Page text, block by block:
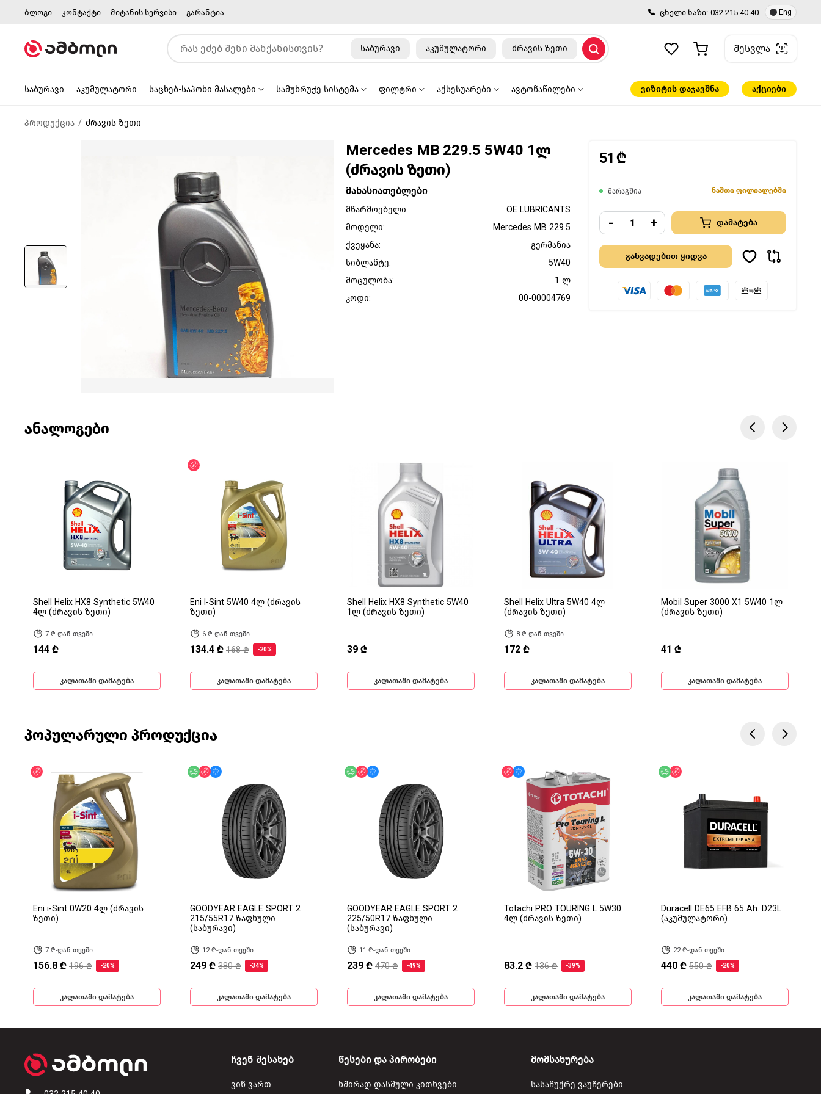
ბლოგი კონტაქტი მიტანის სერვისი გარანტია ცხელი ხაზი: 032 215 40 40 Eng
საბურავი აკუმულატორი ძრავის ზეთი შესვლა
საბურავი აკუმულატორი საცხებ-საპოხი მასალები სამუხრუჭე სისტემა ფილტრი აქსესუარები ავტონაწილები ვიზიტის დაჯავშნა აქციები
პროდუქცია ძრავის ზეთი
51 ₾
მარაგშია ნაშთი ფილიალებში
- + დამატება
Mercedes MB 229.5 5W40 1ლ
(ძრავის ზეთი)
მახასიათებლები
მწარმოებელი:
OE LUBRICANTS
მოდელი:
Mercedes MB 229.5
ქვეყანა:
გერმანია
სიბლანტე:
5W40
მოცულობა:
1 ლ
კოდი:
00-00004769
ანალოგები
Shell Helix HX8 Synthetic 5W40
4ლ (ძრავის ზეთი)
7 ₾-დან თვეში
144 ₾
კალათაში დამატება
Eni I-Sint 5W40 4ლ (ძრავის
ზეთი)
6 ₾-დან თვეში
134.4 ₾ 168 ₾ -20%
კალათაში დამატება
Shell Helix HX8 Synthetic 5W40
1ლ (ძრავის ზეთი)
39 ₾
კალათაში დამატება
Shell Helix Ultra 5W40 4ლ
(ძრავის ზეთი)
8 ₾-დან თვეში
172 ₾
კალათაში დამატება
Mobil Super 3000 X1 5W40 1ლ
(ძრავის ზეთი)
41 ₾
კალათაში დამატება
პოპულარული პროდუქცია
ფასდაკლება
Eni i-Sint 0W20 4ლ (ძრავის
ზეთი)
7 ₾-დან თვეში
156.8 ₾ 196 ₾ -20%
კალათაში დამატება
უფასო მიწოდება
ფასდაკლება
GOODYEAR EAGLE SPORT 2
215/55R17 ზაფხული
(საბურავი)
12 ₾-დან თვეში
249 ₾ 380 ₾ -34%
კალათაში დამატება
უფასო მიწოდება
ფასდაკლება
GOODYEAR EAGLE SPORT 2
225/50R17 ზაფხული
(საბურავი)
11 ₾-დან თვეში
239 ₾ 470 ₾ -49%
კალათაში დამატება
ფასდაკლება
მხოლოდ ონლაინ
Totachi PRO TOURING L 5W30
4ლ (ძრავის ზეთი)
83.2 ₾ 136 ₾ -39%
კალათაში დამატება
უფასო მიწოდება
Duracell DE65 EFB 65 Ah. D23L
(აკუმულატორი)
22 ₾-დან თვეში
440 ₾ 550 ₾ -20%
კალათაში დამატება
ჩვენ შესახებ
ვინ ვართ
წესები და პირობები
ხშირად დასმული კითხვები
მომსახურება
სასაჩუქრე ვაუჩერები